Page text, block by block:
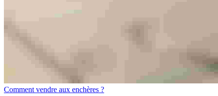
Comment vendre aux enchères ?